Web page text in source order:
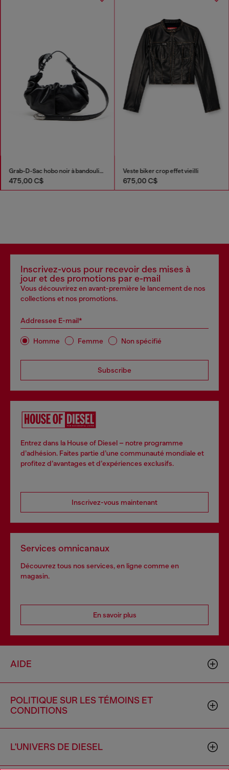
Grab-D-Sac hobo noir à bandoulière effet ceinture
475,00 C$
Veste biker crop effet vieilli
675,00 C$
Inscrivez-vous pour recevoir des mises à
jour et des promotions par e-mail
Vous découvrirez en avant-première le lancement de nos
collections et nos promotions.
Addressee E-mail*
Homme Femme Non spécifié
Subscribe
Entrez dans la House of Diesel – notre programme
d’adhésion. Faites partie d’une communauté mondiale et
profitez d’avantages et d’expériences exclusifs.
Inscrivez-vous maintenant
Services omnicanaux
Découvrez tous nos services, en ligne comme en
magasin.
En savoir plus
AIDE
POLITIQUE SUR LES TÉMOINS ET
CONDITIONS
L'UNIVERS DE DIESEL